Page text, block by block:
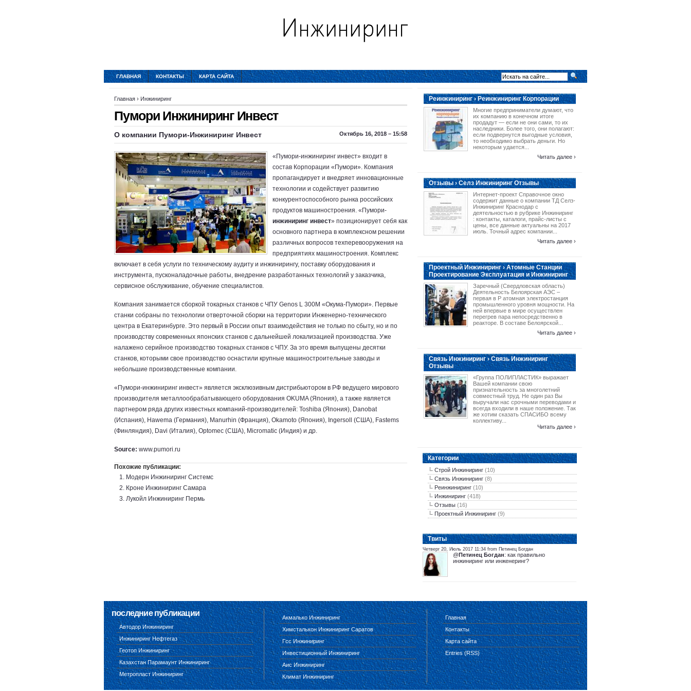
ГЛАВНАЯ КОНТАКТЫ КАРТА САЙТА
Главная › Инжиниринг
Пумори Инжиниринг Инвест
О компании Пумори-Инжиниринг Инвест Октябрь 16, 2018 – 15:58
«Пумори-инжиниринг инвест» входит в
состав Корпорации «Пумори». Компания
пропагандирует и внедряет инновационные
технологии и содействует развитию
конкурентоспособного рынка российских
продуктов машиностроения. «Пумори-
инжиниринг инвест» позиционирует себя как
основного партнера в комплексном решении
различных вопросов техперевооружения на
предприятиях машиностроения. Комплекс
включает в себя услуги по техническому аудиту и инжинирингу, поставку оборудования и
инструмента, пусконаладочные работы, внедрение разработанных технологий у заказчика,
сервисное обслуживание, обучение специалистов.
Компания занимается сборкой токарных станков с ЧПУ Genos L 300M «Окума-Пумори». Первые
станки собраны по технологии отверточной сборки на территории Инженерно-технического
центра в Екатеринбурге. Это первый в России опыт взаимодействия не только по сбыту, но и по
производству современных японских станков с дальнейшей локализацией производства. Уже
налажено серийное производство токарных станков с ЧПУ. За это время выпущены десятки
станков, которыми свое производство оснастили крупные машиностроительные заводы и
небольшие производственные компании.
«Пумори-инжиниринг инвест» является эксклюзивным дистрибьютором в РФ ведущего мирового
производителя металлообрабатывающего оборудования OKUMA (Япония), а также является
партнером ряда других известных компаний-производителей: Toshiba (Япония), Danobat
(Испания), Hawema (Германия), Manurhin (Франция), Okamoto (Япония), Ingersoll (США), Fastems
(Финляндия), Davi (Италия), Optomec (США), Micromatic (Индия) и др.
Source: www.pumori.ru
Похожие публикации:
Модерн Инжиниринг Системс
Кроне Инжиниринг Самара
Лукойл Инжиниринг Пермь
Реинжиниринг › Реинжиниринг Корпорации
Многие предприниматели думают, что
их компанию в конечном итоге
продадут — если не они сами, то их
наследники. Более того, они полагают:
если подвернутся выгодные условия,
то необходимо выбрать деньги. Но
некоторым удается...
Читать далее ›
Отзывы › Селз Инжиниринг Отзывы
Интернет-проект Справочное окно
содержит данные о компании ТД Селз-
Инжиниринг Краснодар с
деятельностью в рубрике Инжиниринг
: контакты, каталоги, прайс-листы с
цены, все данные актуальны на 2017
июль. Точный адрес компании...
Читать далее ›
Проектный Инжиниринг › Атомные Станции
Проектирование Эксплуатация и Инжиниринг
Заречный (Свердловская область)
Деятельность Белоярская АЭС –
первая в Р атомная электростанция
промышленного уровня мощности. На
ней впервые в мире осуществлен
перегрев пара непосредственно в
реакторе. В составе Белоярской...
Читать далее ›
Связь Инжиниринг › Связь Инжиниринг
Отзывы
«Группа ПОЛИПЛАСТИК» выражает
Вашей компании свою
признательность за многолетний
совместный труд. Не один раз Вы
выручали нас срочными переводами и
всегда входили в наше положение. Так
же хотим сказать СПАСИБО всему
коллективу...
Читать далее ›
Категории
Строй Инжиниринг (10)
Связь Инжиниринг (8)
Реинжиниринг (10)
Инжиниринг (418)
Отзывы (16)
Проектный Инжиниринг (9)
Tвиты
Четверг 20, Июль 2017 11:34 from Петинец Богдан
@Петинец Богдан: как правильно
инжиниринг или инженеринг?
последние публикации
Автодор Инжиниринг
Инжиниринг Нефтегаз
Геотоп Инжиниринг
Казахстан Парамаунт Инжиниринг
Метропласт Инжиниринг
Акмалько Инжиниринг
Химсталькон Инжиниринг Саратов
Гсс Инжиниринг
Инвестиционный Инжиниринг
Аис Инжиниринг
Климат Инжиниринг
Главная
Контакты
Карта сайта
Entries (RSS)